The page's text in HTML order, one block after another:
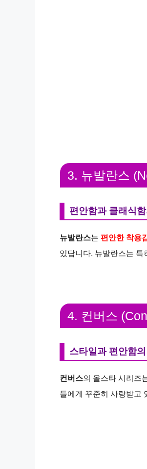
3. 뉴발란스
편안함과 클래식
뉴발란스는 편안한 착용
있답니다. 뉴발란스는 특
4. 컨버스
스타일과 편안함
컨버스의 올스타 시리즈
들에게 꾸준히 사랑받고